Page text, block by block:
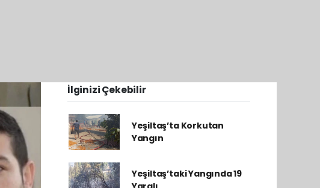
İlginizi Çekebilir
Yeşiltaş’ta Korkutan
Yangın
Yeşiltaş’taki Yangında 19